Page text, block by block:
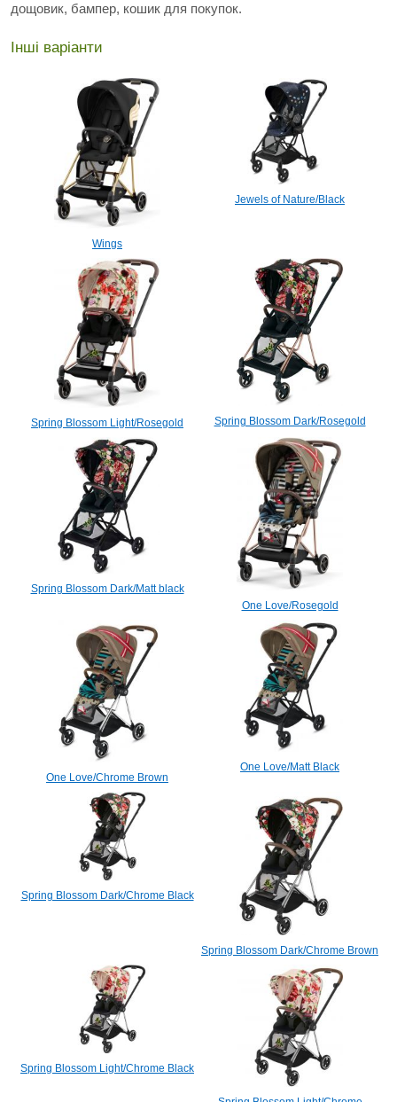
дощовик, бампер, кошик для покупок.
Інші варіанти
Wings
Jewels of Nature/Black
Spring Blossom Light/Rosegold Spring Blossom Dark/Rosegold
Spring Blossom Dark/Matt black
One Love/Rosegold
One Love/Chrome Brown
One Love/Matt Black
Spring Blossom Dark/Chrome Black
Spring Blossom Dark/Chrome Brown
Spring Blossom Light/Chrome Black